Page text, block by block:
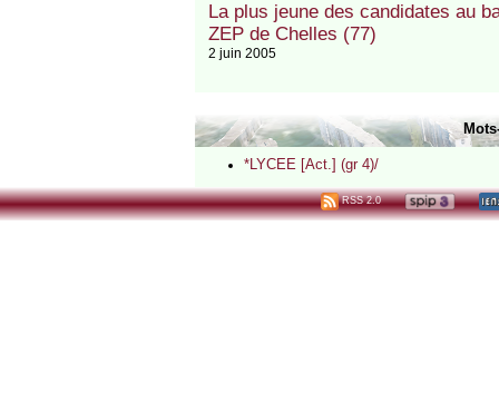
La plus jeune des candidates au
ZEP de Chelles (77)
2 juin 2005
*LYCEE [Act.] (gr 4)/
RSS 2.0